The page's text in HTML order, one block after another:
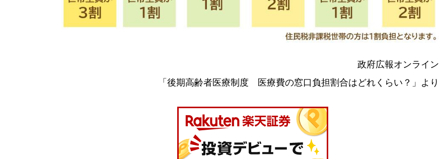
政府広報オンライン
「後期高齢者医療制度 医療費の窓口負担割合はどれくらい？」より